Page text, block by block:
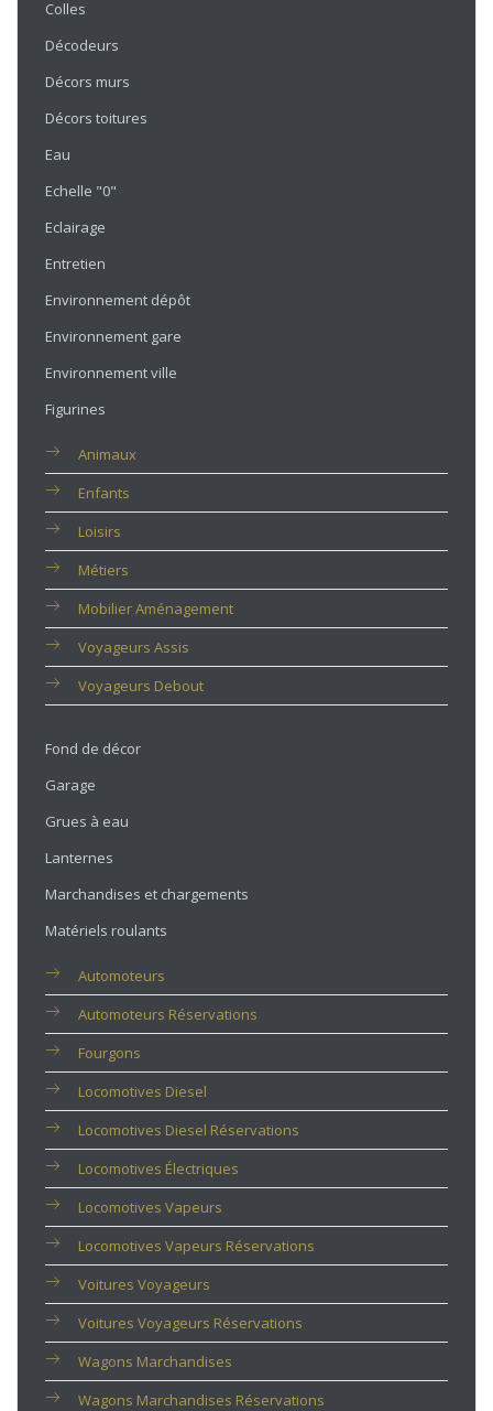
Colles
Décodeurs
Décors murs
Décors toitures
Eau
Echelle "0"
Eclairage
Entretien
Environnement dépôt
Environnement gare
Environnement ville
Figurines
Animaux
Enfants
Loisirs
Métiers
Mobilier Aménagement
Voyageurs Assis
Voyageurs Debout
Fond de décor
Garage
Grues à eau
Lanternes
Marchandises et chargements
Matériels roulants
Automoteurs
Automoteurs Réservations
Fourgons
Locomotives Diesel
Locomotives Diesel Réservations
Locomotives Électriques
Locomotives Vapeurs
Locomotives Vapeurs Réservations
Voitures Voyageurs
Voitures Voyageurs Réservations
Wagons Marchandises
Wagons Marchandises Réservations